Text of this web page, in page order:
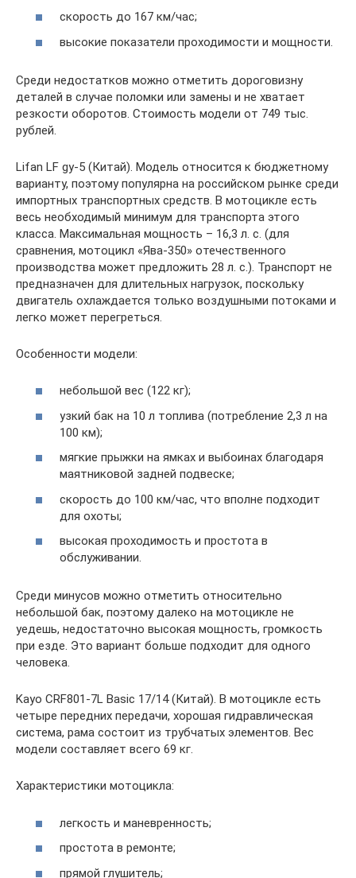
скорость до 167 км/час;
высокие показатели проходимости и мощности.
Среди недостатков можно отметить дороговизну
деталей в случае поломки или замены и не хватает
резкости оборотов. Стоимость модели от 749 тыс.
рублей.
Lifan LF gy-5 (Китай). Модель относится к бюджетному
варианту, поэтому популярна на российском рынке среди
импортных транспортных средств. В мотоцикле есть
весь необходимый минимум для транспорта этого
класса. Максимальная мощность – 16,3 л. с. (для
сравнения, мотоцикл «Ява-350» отечественного
производства может предложить 28 л. с.). Транспорт не
предназначен для длительных нагрузок, поскольку
двигатель охлаждается только воздушными потоками и
легко может перегреться.
Особенности модели:
небольшой вес (122 кг);
узкий бак на 10 л топлива (потребление 2,3 л на
100 км);
мягкие прыжки на ямках и выбоинах благодаря
маятниковой задней подвеске;
скорость до 100 км/час, что вполне подходит
для охоты;
высокая проходимость и простота в
обслуживании.
Среди минусов можно отметить относительно
небольшой бак, поэтому далеко на мотоцикле не
уедешь, недостаточно высокая мощность, громкость
при езде. Это вариант больше подходит для одного
человека.
Kayo CRF801-7L Basic 17/14 (Китай). В мотоцикле есть
четыре передних передачи, хорошая гидравлическая
система, рама состоит из трубчатых элементов. Вес
модели составляет всего 69 кг.
Характеристики мотоцикла:
легкость и маневренность;
простота в ремонте;
прямой глушитель;